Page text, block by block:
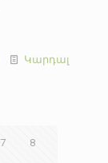
Կարդալ
7 8